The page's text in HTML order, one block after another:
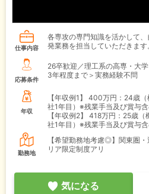
仕事内容
各専攻の専門知識を活かして
発業務を担当していただきます
応募条件
26卒歓迎／理工系の高専・大
3年程度まで＞実務経験不問
年収
【年収例1】
400万円：24歳（
社1年目）※残業手当及び賞与
【年収例2】
418万円：25歳（
社1年目）※残業手当及び賞与
勤務地
【希望勤務地考慮◎】関東圏
リア限定制度アリ
気になる